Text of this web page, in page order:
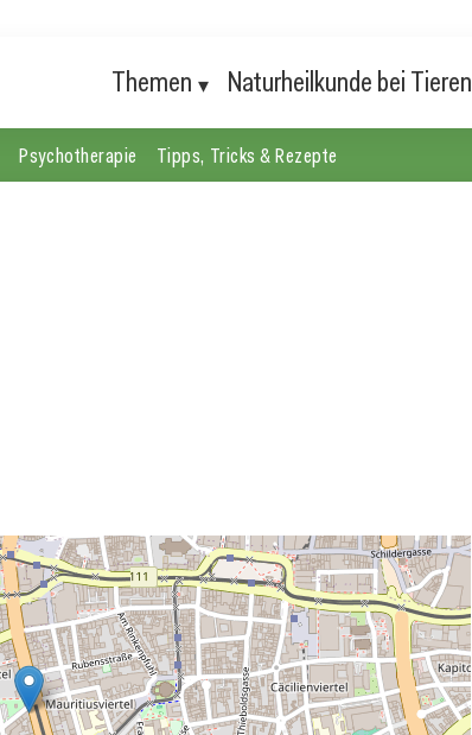
Themen Naturheilkunde bei Tieren
Psychotherapie Tipps, Tricks & Rezepte